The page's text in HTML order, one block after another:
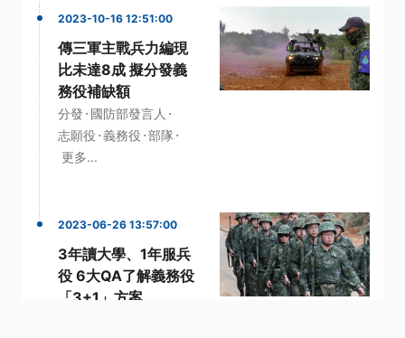
2023-10-16 12:51:00
傳三軍主戰兵力編現
比未達8成 擬分發義
務役補缺額
分發 · 國防部發言人 ·
志願役 ·義務役 ·部隊·
更多...
2023-06-26 13:57:00
3年讀大學、1年服兵
役 6大QA了解義務役
「3+1」方案